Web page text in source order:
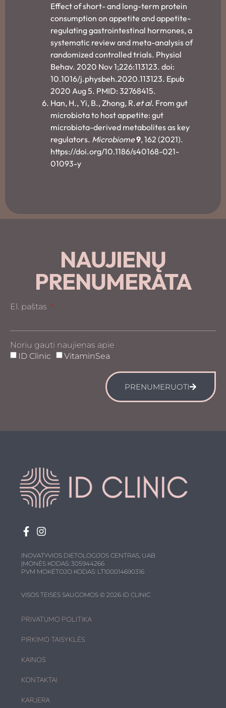
Effect of short- and long-term protein
consumption on appetite and appetite-
regulating gastrointestinal hormones, a
systematic review and meta-analysis of
randomized controlled trials. Physiol
Behav. 2020 Nov 1;226:113123. doi:
10.1016/j.physbeh.2020.113123. Epub
2020 Aug 5. PMID: 32768415.
Han, H., Yi, B., Zhong, R.et al. From gut
microbiota to host appetite: gut
microbiota-derived metabolites as key
regulators. Microbiome9, 162 (2021).
https://doi.org/10.1186/s40168-021-
01093-y
NAUJIENŲ
PRENUMERATA
El. paštas
Noriu gauti naujienas apie
ID Clinic
VitaminSea
PRENUMERUOTI
INOVATYVIOS DIETOLOGIJOS CENTRAS, UAB
ĮMONĖS KODAS: 305944266
PVM MOKĖTOJO KODAS: LT100014690316
VISOS TEISĖS SAUGOMOS © 2026 ID CLINIC
PRIVATUMO POLITIKA
PIRKIMO TAISYKLĖS
KAINOS
KONTAKTAI
KARJERA